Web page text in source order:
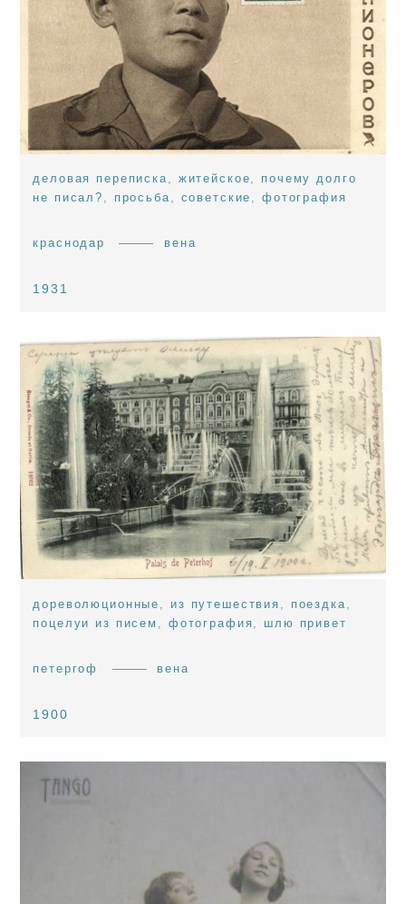
деловая переписка, житейское, почему долго
не писал? , просьба, советские ,фотография
краснодар вена
1931
дореволюционные из путешествия поездка
поцелуи из писем
фотография шлю привет
петергоф вена
1900